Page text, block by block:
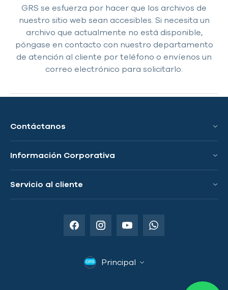
GRS se esfuerza por hacer que los archivos de
nuestro sitio web sean accesibles. Si necesita un
archivo que actualmente no está disponible,
póngase en contacto con nuestro departamento
de atención al cliente por teléfono o envíenos un
correo electrónico para solicitarlo.
Contáctanos
Información Corporativa
Países Donde Operamos
Distribuidores Autorizados
Servicio al cliente
Política de Envío
Política de Privacidad Principal